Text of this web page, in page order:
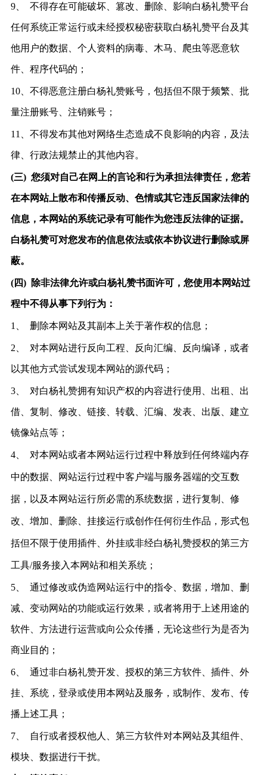
9、 不得存在可能破坏、篡改、删除、影响白杨礼赞平台
任何系统正常运行或未经授权秘密获取白杨礼赞平台及其
他用户的数据、个人资料的病毒、木马、爬虫等恶意软
件、程序代码的；
10、不得恶意注册白杨礼赞账号，包括但不限于频繁、批
量注册账号、注销账号；
11、不得发布其他对网络生态造成不良影响的内容，及法
律、行政法规禁止的其他内容。
(三) 您须对自己在网上的言论和行为承担法律责任，您若
在本网站上散布和传播反动、色情或其它违反国家法律的
信息，本网站的系统记录有可能作为您违反法律的证据。
白杨礼赞可对您发布的信息依法或依本协议进行删除或屏
蔽。
(四)除非法律允许或白杨礼赞书面许可，您使用本网站过
程中不得从事下列行为：
1、 删除本网站及其副本上关于著作权的信息；
2、 对本网站进行反向工程、反向汇编、反向编译，或者
以其他方式尝试发现本网站的源代码；
3、 对白杨礼赞拥有知识产权的内容进行使用、出租、出
借、复制、修改、链接、转载、汇编、发表、出版、建立
镜像站点等；
4、 对本网站或者本网站运行过程中释放到任何终端内存
中的数据、网站运行过程中客户端与服务器端的交互数
据，以及本网站运行所必需的系统数据，进行复制、修
改、增加、删除、挂接运行或创作任何衍生作品，形式包
括但不限于使用插件、外挂或非经白杨礼赞授权的第三方
工具/服务接入本网站和相关系统；
5、 通过修改或伪造网站运行中的指令、数据，增加、删
减、变动网站的功能或运行效果，或者将用于上述用途的
软件、方法进行运营或向公众传播，无论这些行为是否为
商业目的；
6、 通过非白杨礼赞开发、授权的第三方软件、插件、外
挂、系统，登录或使用本网站及服务，或制作、发布、传
播上述工具；
7、 自行或者授权他人、第三方软件对本网站及其组件、
模块、数据进行干扰。